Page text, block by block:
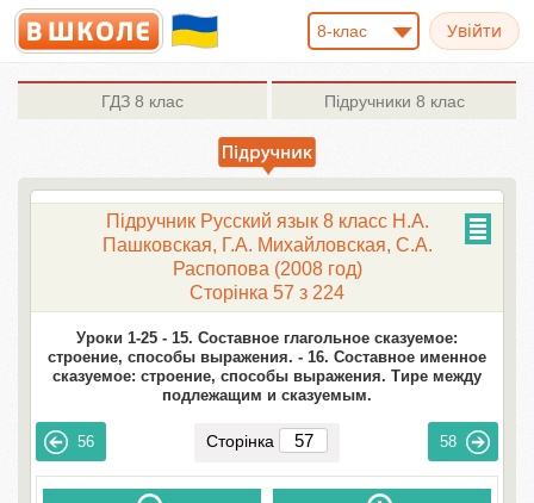
8-клас
ГДЗ 8 клас Підручники 8 клас
Підручник Русский язык 8 класc Н.А.
Пашковская, Г.А. Михайловская, С.А.
Распопова (2008 год)
Сторінка 57 з 224
Уроки 1-25 - 15. Составное глагольное сказуемое:
строение, способы выражения. - 16. Составное именное
сказуемое: строение, способы выражения. Тире между
подлежащим и сказуемым.
56 Сторінка 58